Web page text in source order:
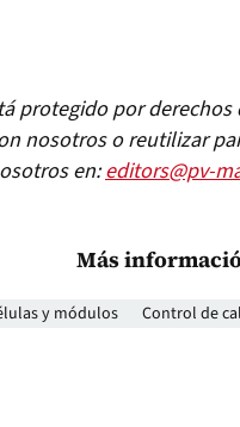
protegido por
nosotros o reutilizar
en:editors@pv-
Más
y módulos Control de